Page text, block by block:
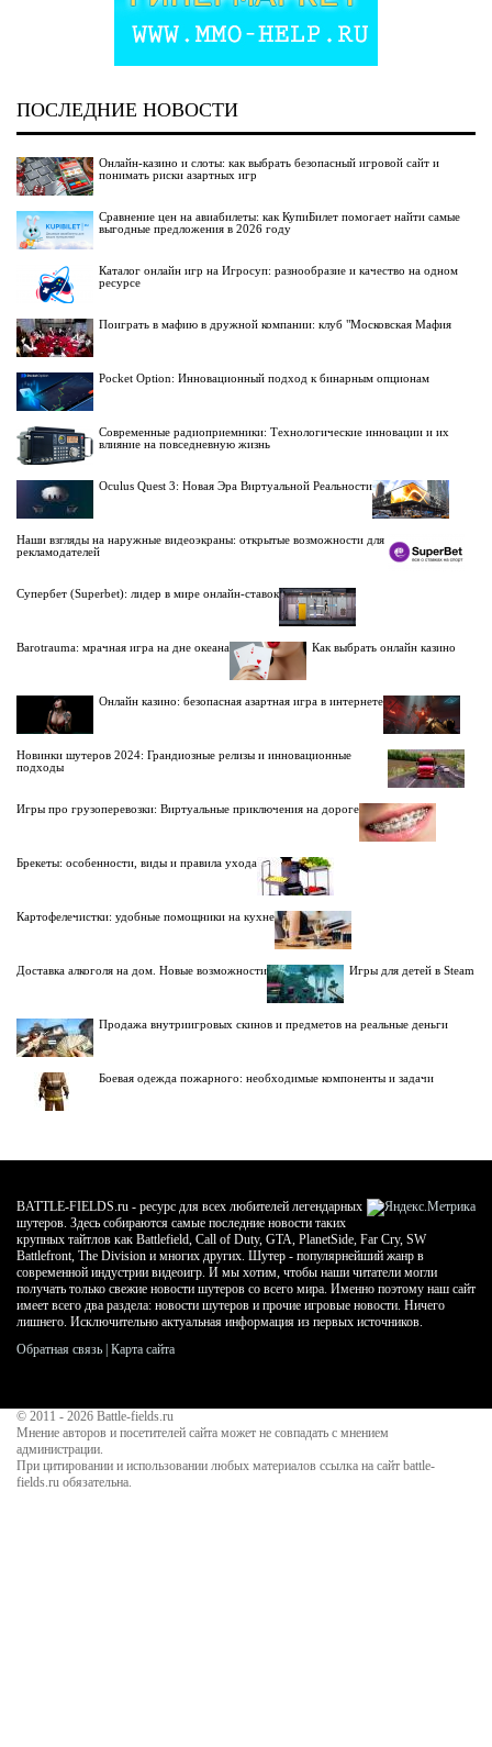
ПОСЛЕДНИЕ НОВОСТИ
Онлайн-казино и слоты: как выбрать безопасный игровой сайт и
понимать риски азартных игр
Сравнение цен на авиабилеты: как КупиБилет помогает найти самые
выгодные предложения в 2026 году
Каталог онлайн игр на Игросуп: разнообразие и качество на одном
ресурсе
Поиграть в мафию в дружной компании: клуб "Московская Мафия
Pocket Option: Инновационный подход к бинарным опционам
Современные радиоприемники: Технологические инновации и их
влияние на повседневную жизнь
Oculus Quest 3: Новая Эра Виртуальной Реальности
Наши взгляды на наружные видеоэкраны: открытые возможности для
рекламодателей
Супербет (Superbet): лидер в мире онлайн-ставок
Barotrauma: мрачная игра на дне океана Как выбрать онлайн казино
Онлайн казино: безопасная азартная игра в интернете
Новинки шутеров 2024: Грандиозные релизы и инновационные
подходы
Игры про грузоперевозки: Виртуальные приключения на дороге
Брекеты: особенности, виды и правила ухода
Картофелечистки: удобные помощники на кухне
Доставка алкоголя на дом. Новые возможности Игры для детей в Steam
Продажа внутриигровых скинов и предметов на реальные деньги
Боевая одежда пожарного: необходимые компоненты и задачи
BATTLE-FIELDS.ru - ресурс для всех любителей легендарных
шутеров. Здесь собираются самые последние новости таких
крупных тайтлов как Battlefield, Call of Duty, GTA, PlanetSide, Far Cry, SW
Battlefront, The Division и многих других. Шутер - популярнейший жанр в
современной индустрии видеоигр. И мы хотим, чтобы наши читатели могли
получать только свежие новости шутеров со всего мира. Именно поэтому наш сайт
имеет всего два раздела: новости шутеров и прочие игровые новости. Ничего
лишнего. Исключительно актуальная информация из первых источников.
Обратная связь Карта сайта
© 2011 - 2026 Battle-fields.ru
Мнение авторов и посетителей сайта может не совпадать с мнением
администрации.
При цитировании и использовании любых материалов ссылка на сайт battle-
fields.ru обязательна.